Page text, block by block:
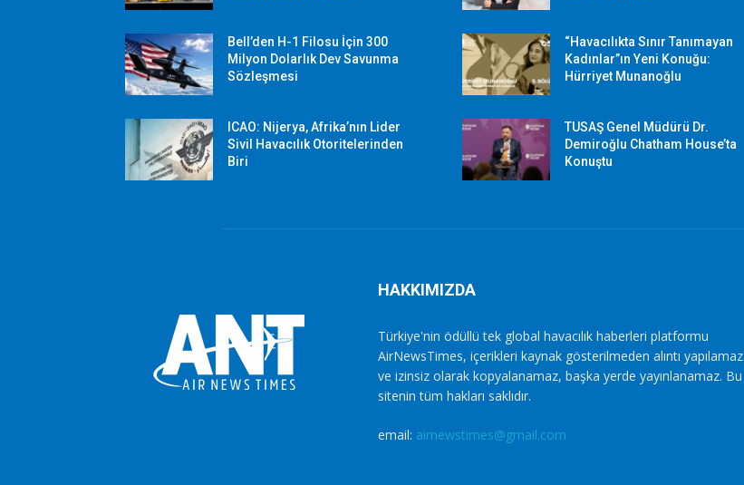
Bell’den H-1 Filosu İçin 300
Milyon Dolarlık Dev Savunma
Sözleşmesi
ICAO: Nijerya, Afrika’nın Lider
Sivil Havacılık Otoritelerinden
Biri
“Havacılıkta Sınır Tanımayan
Kadınlar”ın Yeni Konuğu:
Hürriyet Munanoğlu
TUSAŞ Genel Müdürü Dr.
Demiroğlu Chatham House’ta
Konuştu
HAKKIMIZDA
Türkiye'nin ödüllü tek global havacılık haberleri platformu
AirNewsTimes, içerikleri kaynak gösterilmeden alıntı yapılamaz
ve izinsiz olarak kopyalanamaz, başka yerde yayınlanamaz. Bu
sitenin tüm hakları saklıdır.
email: airnewstimes@gmail.com